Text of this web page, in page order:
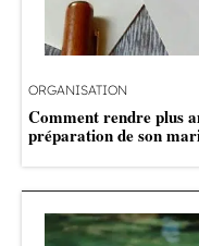
ORGANISATION
Comment rendre plus
préparation de son